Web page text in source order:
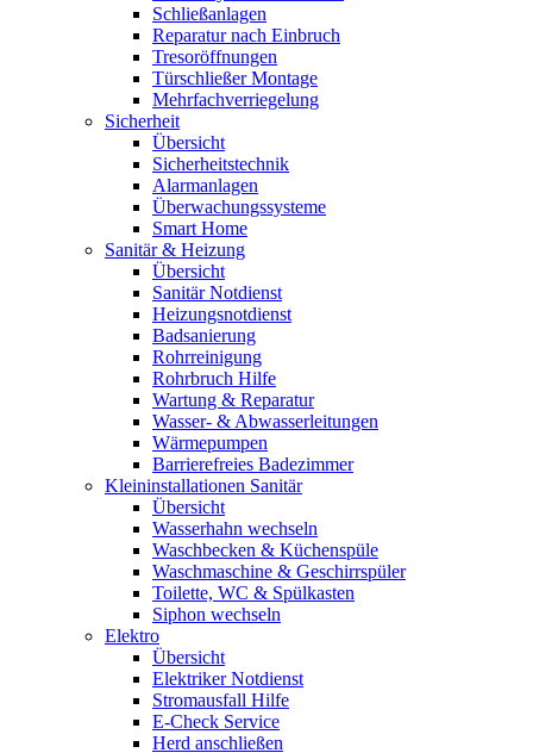
Schließanlagen
Reparatur nach Einbruch
Tresoröffnungen
Türschließer Montage
Mehrfachverriegelung
Sicherheit
Übersicht
Sicherheitstechnik
Alarmanlagen
Überwachungssysteme
Smart Home
Sanitär & Heizung
Übersicht
Sanitär Notdienst
Heizungsnotdienst
Badsanierung
Rohrreinigung
Rohrbruch Hilfe
Wartung & Reparatur
Wasser- & Abwasserleitungen
Wärmepumpen
Barrierefreies Badezimmer
Kleininstallationen Sanitär
Übersicht
Wasserhahn wechseln
Waschbecken & Küchenspüle
Waschmaschine & Geschirrspüler
Toilette, WC & Spülkasten
Siphon wechseln
Elektro
Übersicht
Elektriker Notdienst
Stromausfall Hilfe
E-Check Service
Herd anschließen